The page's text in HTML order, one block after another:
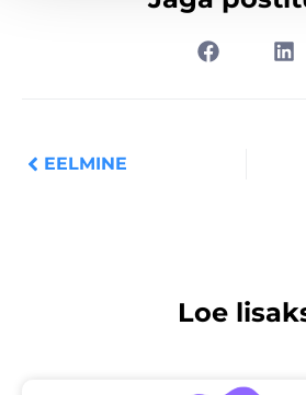
EELMINE
Loe